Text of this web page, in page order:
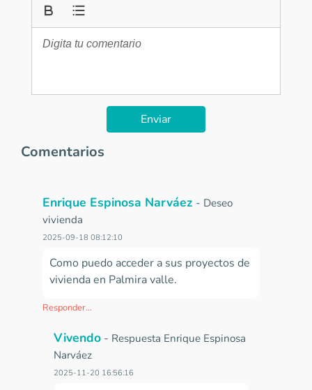
Enviar
Comentarios
Enrique Espinosa Narváez - Deseo
vivienda
2025-09-18 08:12:10
Como puedo acceder a sus proyectos de
vivienda en Palmira valle.
Responder...
Vivendo - Respuesta Enrique Espinosa
Narváez
2025-11-20 16:56:16